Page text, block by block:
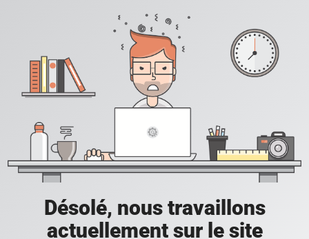
Désolé, nous travaillons
actuellement sur le site